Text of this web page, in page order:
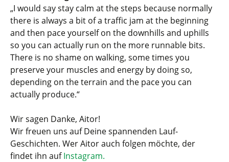
„I would say stay calm at the steps because normally
there is always a bit of a traffic jam at the beginning
and then pace yourself on the downhills and uphills
so you can actually run on the more runnable bits.
There is no shame on walking, some times you
preserve your muscles and energy by doing so,
depending on the terrain and the pace you can
actually produce.“
Wir sagen Danke, Aitor!
Wir freuen uns auf Deine spannenden Lauf-
Geschichten. Wer Aitor auch folgen möchte, der
findet ihn aufInstagram.